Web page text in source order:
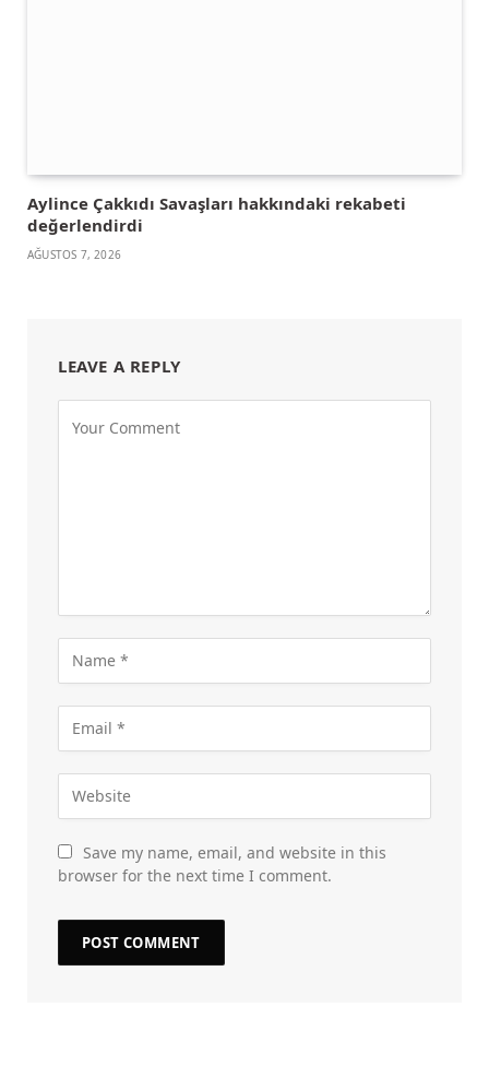
Aylince Çakkıdı Savaşları hakkındaki rekabeti
değerlendirdi
AĞUSTOS 7, 2026
LEAVE A REPLY
Save my name, email, and website in this
browser for the next time I comment.